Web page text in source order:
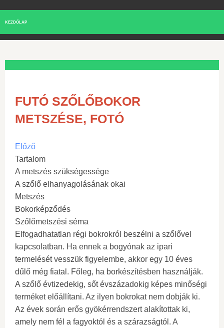
KEZDŐLAP
FUTÓ SZŐLŐBOKOR
METSZÉSE, FOTÓ
Előző
Tartalom
A metszés szükségessége
A szőlő elhanyagolásának okai
Metszés
Bokorképződés
Szőlőmetszési séma
Elfogadhatatlan régi bokrokról beszélni a szőlővel
kapcsolatban. Ha ennek a bogyónak az ipari
termelését vesszük figyelembe, akkor egy 10 éves
dűlő még fiatal. Főleg, ha borkészítésben használják.
A szőlő évtizedekig, sőt évszázadokig képes minőségi
terméket előállítani. Az ilyen bokrokat nem dobják ki.
Az évek során erős gyökérrendszert alakítottak ki,
amely nem fél a fagyoktól és a szárazságtól. A